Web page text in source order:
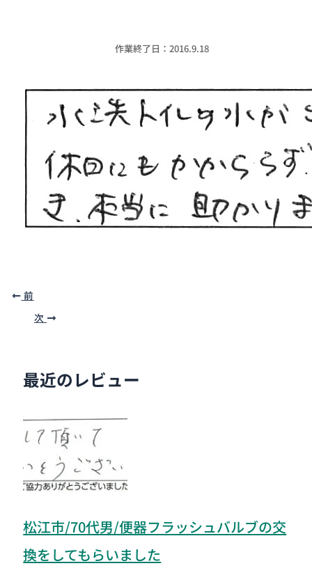
作業終了日：2016.9.18
前
次
最近のレビュー
松江市/70代男/便器フラッシュバルブの交
換をしてもらいました